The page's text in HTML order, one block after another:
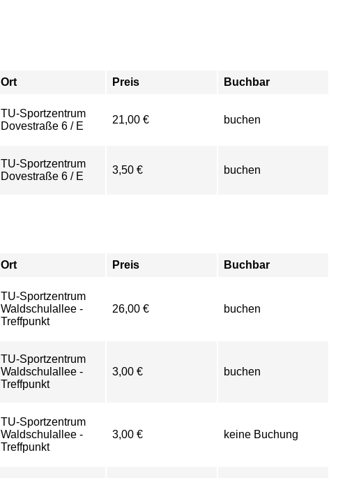
Ort Preis Buchbar
TU-Sportzentrum
Dovestraße 6 / E
21,00 € buchen
TU-Sportzentrum
Dovestraße 6 / E
3,50 € buchen
Ort Preis Buchbar
TU-Sportzentrum
Waldschulallee -
Treffpunkt
26,00 € buchen
TU-Sportzentrum
Waldschulallee -
Treffpunkt
3,00 € buchen
TU-Sportzentrum
Waldschulallee -
Treffpunkt
3,00 € keine Buchung